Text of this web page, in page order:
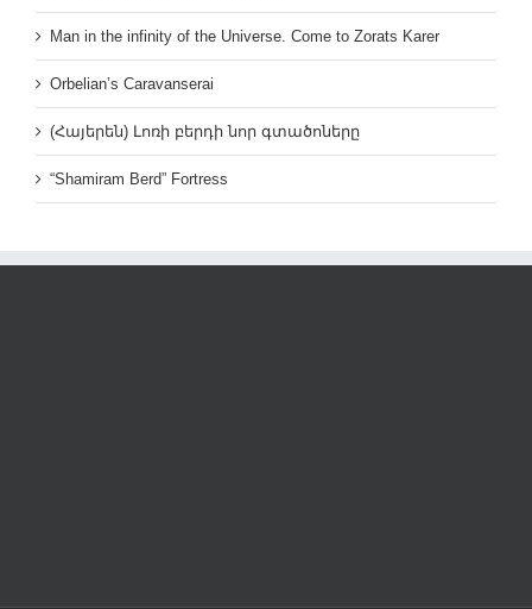
Man in the infinity of the Universe. Come to Zorats Karer
Orbelian’s Caravanserai
(Հայերեն) Լոռի բերդի նոր գտածոները
“Shamiram Berd” Fortress